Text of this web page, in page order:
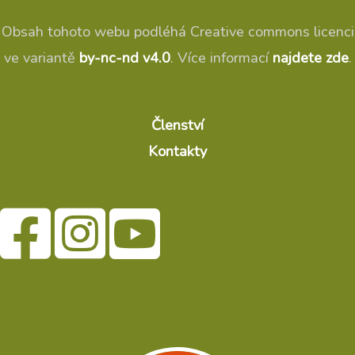
Obsah tohoto webu podléhá Creative commons licenci
ve variantě by-nc-nd v4.0. Více informací najdete zde.
Členství
Kontakty